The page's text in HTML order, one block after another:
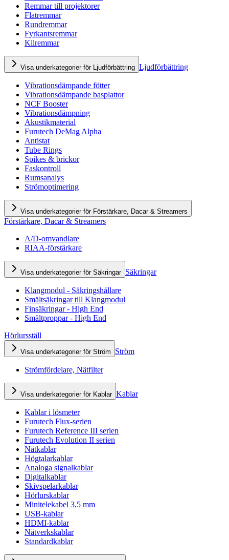
Remmar till projektorer
Flatremmar
Rundremmar
Fyrkantsremmar
Kilremmar
Visa underkategorier för Ljudförbättring Ljudförbättring
Vibrationsdämpande fötter
Vibrationsdämpande basplattor
NCF Booster
Vibrationsdämpning
Akustikmaterial
Furutech DeMag Alpha
Antistat
Tube Rings
Spikes & brickor
Faskontroll
Rumsanalys
Strömoptimering
Visa underkategorier för Förstärkare, Dacar & Streamers
Förstärkare, Dacar & Streamers
A/D-omvandlare
RIAA-förstärkare
Visa underkategorier för Säkringar Säkringar
Klangmodul - Säkringshållare
Smältsäkringar till Klangmodul
Finsäkringar - High End
Smältproppar - High End
Hörlursställ
Visa underkategorier för Ström Ström
Strömfördelare, Nätfilter
Visa underkategorier för Kablar Kablar
Kablar i lösmeter
Furutech Flux-serien
Furutech Reference III serien
Furutech Evolution II serien
Nätkablar
Högtalarkablar
Analoga signalkablar
Digitalkablar
Skivspelarkablar
Hörlurskablar
Minitelekabel 3,5 mm
USB-kablar
HDMI-kablar
Nätverkskablar
Standardkablar